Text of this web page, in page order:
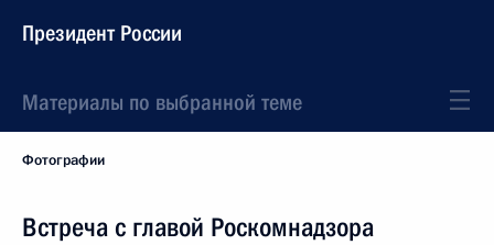
Президент России
Материалы по выбранной теме
Фотографии
Встреча с главой Роскомнадзора